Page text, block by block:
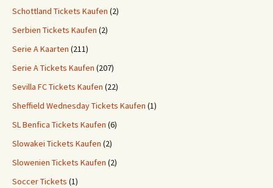
Schottland Tickets Kaufen (2)
Serbien Tickets Kaufen (2)
Serie A Kaarten (211)
Serie A Tickets Kaufen (207)
Sevilla FC Tickets Kaufen (22)
Sheffield Wednesday Tickets Kaufen (1)
SL Benfica Tickets Kaufen (6)
Slowakei Tickets Kaufen (2)
Slowenien Tickets Kaufen (2)
Soccer Tickets (1)